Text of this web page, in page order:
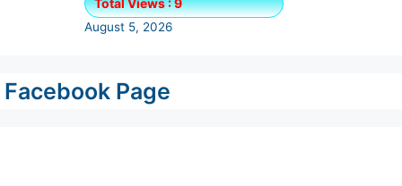
Facebook Page